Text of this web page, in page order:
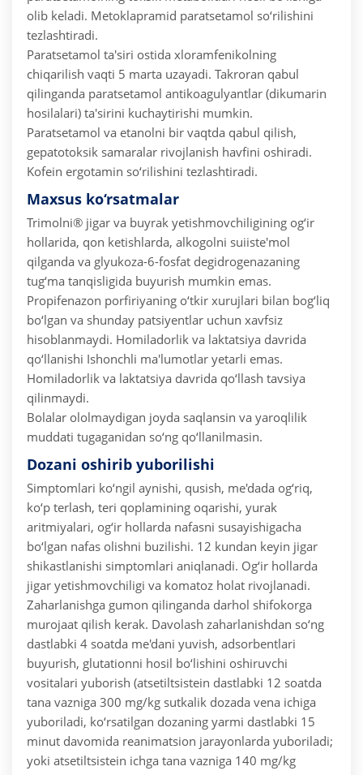
olib keladi. Metoklapramid paratsetamol so‘rilishini
tezlashtiradi.
Paratsetamol ta'siri ostida xloramfenikolning
chiqarilish vaqti 5 marta uzayadi. Takroran qabul
qilinganda paratsetamol antikoagulyantlar (dikumarin
hosilalari) ta'sirini kuchaytirishi mumkin.
Paratsetamol va etanolni bir vaqtda qabul qilish,
gepatotoksik samaralar rivojlanish havfini oshiradi.
Kofein ergotamin so‘rilishini tezlashtiradi.
Maxsus ko‘rsatmalar
Trimolni® jigar va buyrak yetishmovchiligining og‘ir
hollarida, qon ketishlarda, alkogolni suiiste'mol
qilganda va glyukoza-6-fosfat degidrogenazaning
tug‘ma tanqisligida buyurish mumkin emas.
Propifenazon porfiriyaning o‘tkir xurujlari bilan bog‘liq
bo‘lgan va shunday patsiyentlar uchun xavfsiz
hisoblanmaydi. Homiladorlik va laktatsiya davrida
qo‘llanishi Ishonchli ma'lumotlar yetarli emas.
Homiladorlik va laktatsiya davrida qo‘llash tavsiya
qilinmaydi.
Bolalar ololmaydigan joyda saqlansin va yaroqlilik
muddati tugaganidan so‘ng qo‘llanilmasin.
Dozani oshirib yuborilishi
Simptomlari ko‘ngil aynishi, qusish, me'dada og‘riq,
ko‘p terlash, teri qoplamining oqarishi, yurak
aritmiyalari, og‘ir hollarda nafasni susayishigacha
bo‘lgan nafas olishni buzilishi. 1­2 kundan keyin jigar
shikastlanishi simptomlari aniqlanadi. Og‘ir hollarda
jigar yetishmovchiligi va komatoz holat rivojlanadi.
Zaharlanishga gumon qilinganda darhol shifokorga
murojaat qilish kerak. Davolash zaharlanishdan so‘ng
dastlabki 4 soatda me'dani yuvish, adsorbentlari
buyurish, glutationni hosil bo‘lishini oshiruvchi
vositalari yuborish (atsetiltsistein dastlabki 12 soatda
tana vazniga 300 mg/kg sutkalik dozada vena ichiga
yuboriladi, ko‘rsatilgan dozaning yarmi dastlabki 15
minut davomida reanimatsion jarayonlarda yuboriladi;
yoki atsetiltsistein ichga tana vazniga 140 mg/kg